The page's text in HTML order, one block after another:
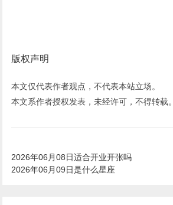
版权声明
本文仅代表作者观点，不代表本站立场。
本文系作者授权发表，未经许可，不得转载。
2026年06月08日适合开业开张吗
2026年06月09日是什么星座